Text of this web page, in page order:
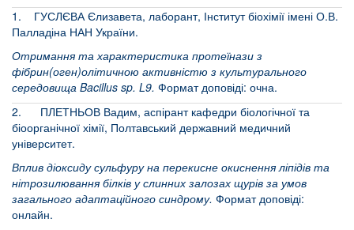
1. ГУСЛЄВА Єлизавета, лаборант, Інститут біохімії імені О.В.
Палладіна НАН України.
Отримання та характеристика протеїнази з
фібрин(оген)олітичною активністю з культурального
середовища Bacillus sp. L9. Формат доповіді: очна.
2. ПЛЕТНЬОВ Вадим, аспірант кафедри біологічної та
біоорганічної хімії, Полтавський державний медичний
університет.
Вплив діоксиду сульфуру на перекисне окиснення ліпідів та
нітрозилювання білків у слинних залозах щурів за умов
загального адаптаційного синдрому. Формат доповіді:
онлайн.